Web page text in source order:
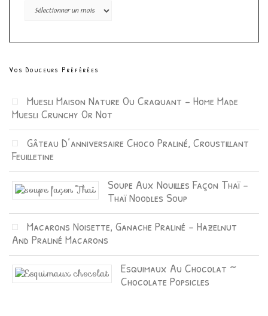
Archives
Vos Douceurs Préférées
Muesli Maison Nature Ou Craquant – Home Made
Muesli Crunchy Or Not
Gâteau D’anniversaire Choco Praliné, Croustillant
Feuilletine
Soupe Aux Nouilles Façon Thaï –
Thaï Noodles Soup
Macarons Noisette, Ganache Praliné – Hazelnut
And Praliné Macarons
Esquimaux Au Chocolat ~
Chocolate Popsicles